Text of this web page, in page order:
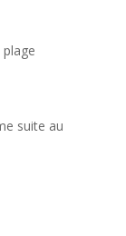
plage
suite au